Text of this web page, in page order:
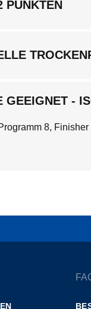
PUNKTEN
GEEIGNET -
8, Finisher